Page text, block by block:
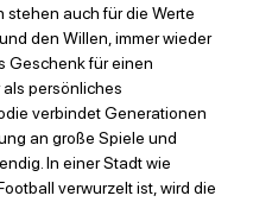
stehen auch für die Werte
den Willen, immer wieder
Geschenk für einen
persönliches
verbindet Generationen
an große Spiele und
In einer Stadt wie
verwurzelt ist, wird die